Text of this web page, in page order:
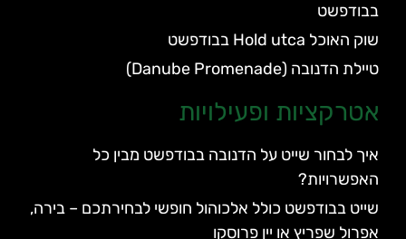
בבודפשט
שוק האוכל Hold utca בבודפשט
טיילת הדנובה (Danube Promenade)
אטרקציות ופעילויות
איך לבחור שייט על הדנובה בבודפשט מבין כל
האפשרויות?
שייט בבודפשט כולל אלכוהול חופשי לבחירתכם – בירה,
אפרול שפריץ או יין פרוסקו